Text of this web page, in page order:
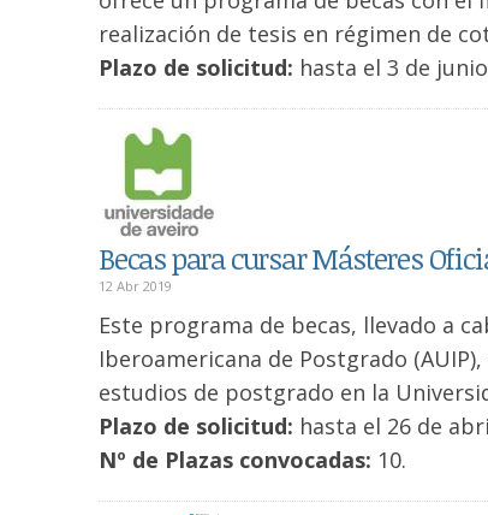
realización de tesis en régimen de
Plazo de solicitud: hasta el 3 de
Becas para cursar Másteres
12 Abr 2019
Este programa de becas, llevado a
Iberoamericana de Postgrado
estudios de postgrado en la
Plazo de solicitud: hasta el 26 de
Nº de Plazas convocadas: 10.